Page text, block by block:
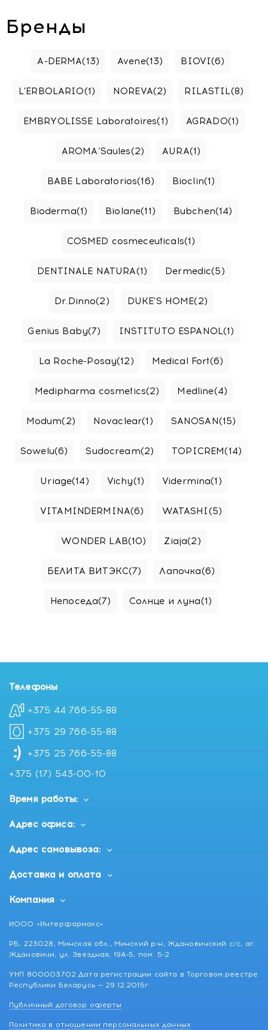
Бренды
A-DERMA(13) Avene(13) BIOVI(6)
L'ERBOLARIO(1) NOREVA(2) RILASTIL(8)
EMBRYOLISSE Laboratoires(1) AGRADO(1)
AROMA’Saules(2) AURA(1)
BABE Laboratorios(16) Bioclin(1)
Bioderma(1) Biolane(11) Bubchen(14)
COSMED cosmeceuticals(1)
DENTINALE NATURA(1) Dermedic(5)
Dr.Dinno(2) DUKE'S HOME(2)
Genius Baby(7) INSTITUTO ESPANOL(1)
La Roche-Posay(12) Medical Fort(6)
Medipharma cosmetics(2) Medline(4)
Modum(2) Novaclear(1) SANOSAN(15)
Sowelu(6) Sudocream(2) TOPICREM(14)
Uriage(14) Vichy(1) Vidermina(1)
VITAMINDERMINA(6) WATASHI(5)
WONDER LAB(10) Ziaja(2)
БЕЛИТА ВИТЭКС(7) Лапочка(6)
Непоседа(7) Солнце и луна(1)
Телефоны
+375 44 766-55-88
+375 29 766-55-88
+375 25 766-55-88
+375 (17) 543-00-10
Время работы:
Адрес офиса:
Адрес самовывоза:
Доставка и оплата
Компания
ИООО «Интерфармакс»
РБ, 223028, Минская обл., Минский р-н, Ждановичский с/с, аг.
Ждановичи, ул. Звездная, 19А-5, пом. 5-2
УНП 800003702 Дата регистрации сайта в Торговом реестре
Республики Беларусь — 29.12.2015г
Публичный договор оферты
Политика в отношении персональных данных